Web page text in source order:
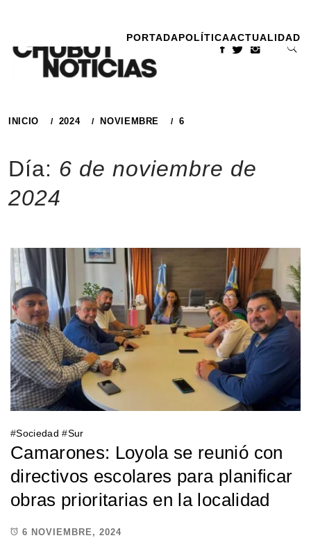
contenido
PORTADAPOLÍTICAACTUALIDAD
INICIO 2024 NOVIEMBRE 6
Día: 6 de noviembre de
2024
#Sociedad #Sur
Camarones: Loyola se reunió con
directivos escolares para planificar
obras prioritarias en la localidad
6 NOVIEMBRE, 2024